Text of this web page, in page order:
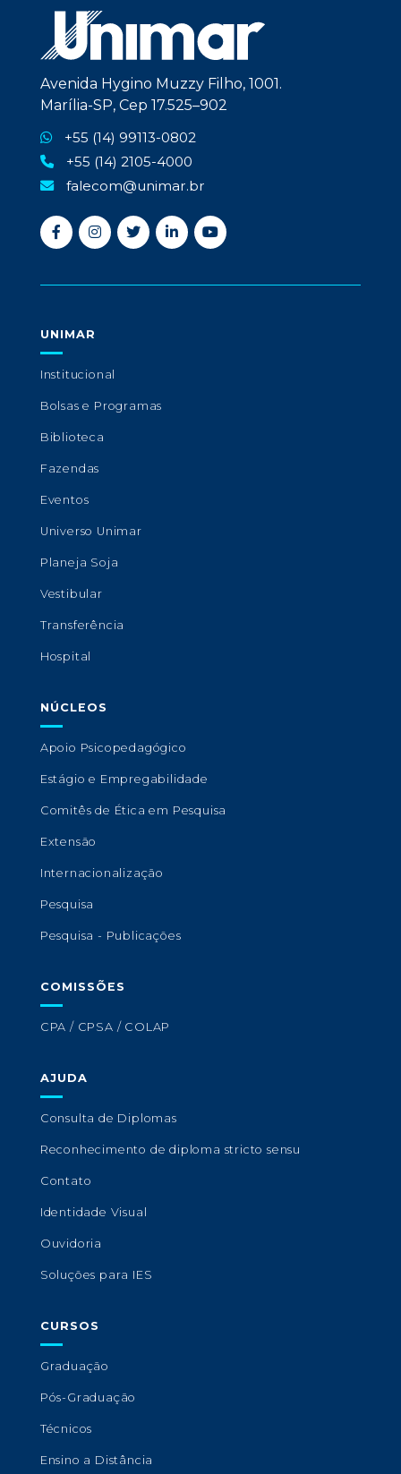
Avenida Hygino Muzzy Filho, 1001.
Marília-SP, Cep 17.525–902
+55 (14) 99113-0802
+55 (14) 2105-4000
falecom@unimar.br
UNIMAR
Institucional
Bolsas e Programas
Biblioteca
Fazendas
Eventos
Universo Unimar
Planeja Soja
Vestibular
Transferência
Hospital
NÚCLEOS
Apoio Psicopedagógico
Estágio e Empregabilidade
Comitês de Ética em Pesquisa
Extensão
Internacionalização
Pesquisa
Pesquisa - Publicações
COMISSÕES
CPA / CPSA / COLAP
AJUDA
Consulta de Diplomas
Reconhecimento de diploma stricto sensu
Contato
Identidade Visual
Ouvidoria
Soluções para IES
CURSOS
Graduação
Pós-Graduação
Técnicos
Ensino a Distância